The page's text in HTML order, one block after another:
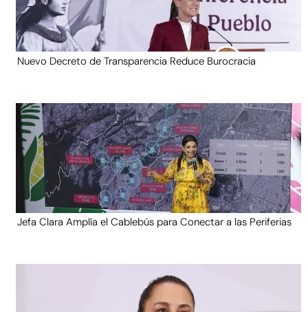
Nuevo Decreto de Transparencia Reduce Burocracia
Jefa Clara Amplía el Cablebús para Conectar a las Periferias